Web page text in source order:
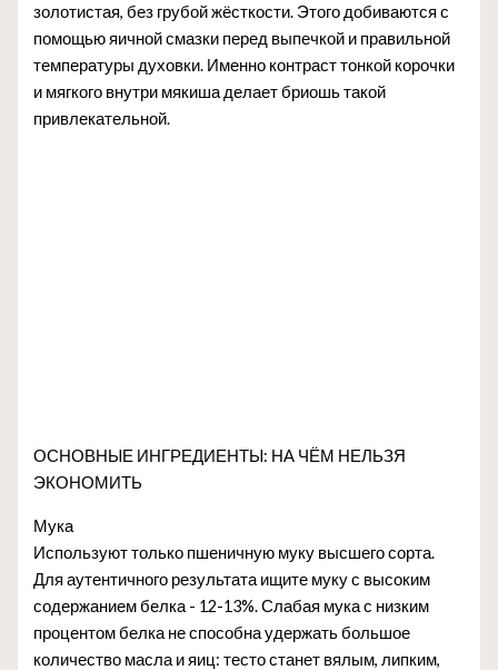
золотистая, без грубой жёсткости. Этого добиваются с
помощью яичной смазки перед выпечкой и правильной
температуры духовки. Именно контраст тонкой корочки
и мягкого внутри мякиша делает бриошь такой
привлекательной.
ОСНОВНЫЕ ИНГРЕДИЕНТЫ: НА ЧЁМ НЕЛЬЗЯ
ЭКОНОМИТЬ
Мука
Используют только пшеничную муку высшего сорта.
Для аутентичного результата ищите муку с высоким
содержанием белка - 12-13%. Слабая мука с низким
процентом белка не способна удержать большое
количество масла и яиц: тесто станет вялым, липким,